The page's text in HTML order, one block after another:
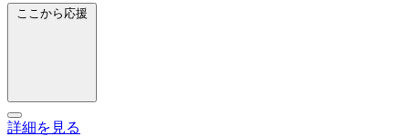
ここから応援
詳細を見る